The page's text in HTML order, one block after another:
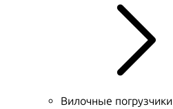
Вилочные погрузчики